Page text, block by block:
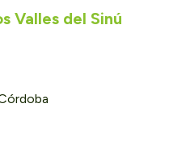
Valles del Sinú